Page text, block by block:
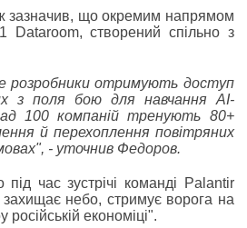
зазначив, що окремим напрямом
Dataroom, створений спільно з
розробники отримують доступ
з поля бою для навчання AI-
100 компаній тренують 80+
й перехоплення повітряних
- уточнив Федоров.
час зустрічі команді Palantir
захищає небо, стримує ворога на
економіці".